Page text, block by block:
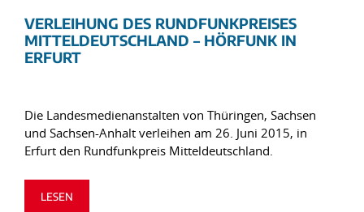
VERLEIHUNG DES RUNDFUNKPREISES
MITTELDEUTSCHLAND – HÖRFUNK IN
ERFURT
Die Landesmedienanstalten von Thüringen, Sachsen
und Sachsen-Anhalt verleihen am 26. Juni 2015, in
Erfurt den Rundfunkpreis Mitteldeutschland.
LESEN